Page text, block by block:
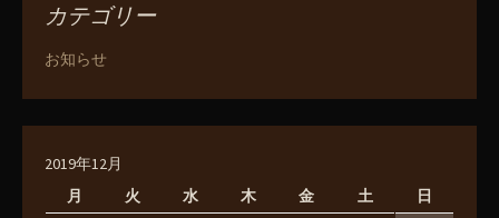
カテゴリー
お知らせ
2019年12月
月
火 水 木 金 土 日